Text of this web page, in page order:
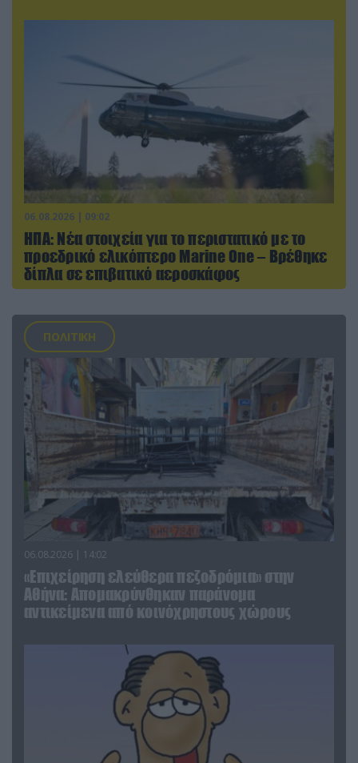
06.08.2026 | 09:02
ΗΠΑ: Nέα στοιχεία για το περιστατικό με το
προεδρικό ελικόπτερο Marine One – Βρέθηκε
δίπλα σε επιβατικό αεροσκάφος
ΠΟΛΙΤΙΚΗ
06.08.2026 | 14:02
«Επιχείρηση ελεύθερα πεζοδρόμια» στην
Αθήνα: Απομακρύνθηκαν παράνομα
αντικείμενα από κοινόχρηστους χώρους